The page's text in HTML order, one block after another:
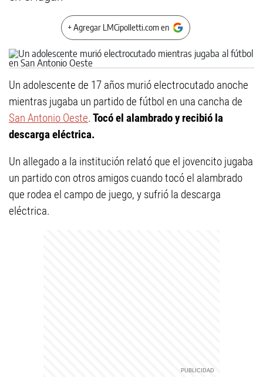
+ Agregar LMCipolletti.com en
Un adolescente de 17 años murió electrocutado anoche
mientras jugaba un partido de fútbol en una cancha de
San Antonio Oeste. Tocó el alambrado y recibió la
descarga eléctrica.
Un allegado a la institución relató que el jovencito jugaba
un partido con otros amigos cuando tocó el alambrado
que rodea el campo de juego, y sufrió la descarga
eléctrica.